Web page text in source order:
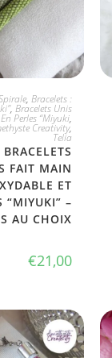
, Bracelets :
, Bracelets Unis
Perles “Miyuki,
Creativity,
Telia
FAIT MAIN
ET
“MIYUKI” –
AU CHOIX
€21,00